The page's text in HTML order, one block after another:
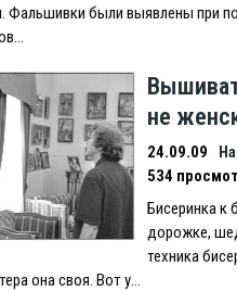
Фальшивки были выявлены при
не
24.09.09
534
Бисеринка к
дорожке,
техника
она своя. Вот у…